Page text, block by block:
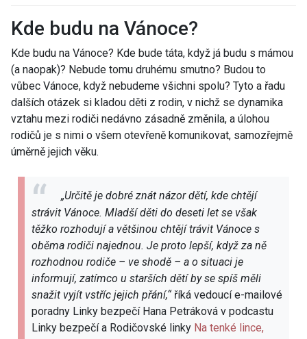
Kde budu na Vánoce?
Kde budu na Vánoce? Kde bude táta, když já budu s mámou
(a naopak)? Nebude tomu druhému smutno? Budou to
vůbec Vánoce, když nebudeme všichni spolu? Tyto a řadu
dalších otázek si kladou děti z rodin, v nichž se dynamika
vztahu mezi rodiči nedávno zásadně změnila, a úlohou
rodičů je s nimi o všem otevřeně komunikovat, samozřejmě
úměrně jejich věku.
„Určitě je dobré znát názor dětí, kde chtějí
strávit Vánoce. Mladší děti do deseti let se však
těžko rozhodují a většinou chtějí trávit Vánoce s
oběma rodiči najednou. Je proto lepší, když za ně
rozhodnou rodiče – ve shodě – a o situaci je
informují, zatímco u starších dětí by se spíš měli
snažit vyjít vstříc jejich přání,“říká vedoucí e-mailové
poradny Linky bezpečí Hana Petráková v podcastu
Linky bezpečí a Rodičovské linky Na tenké lince,